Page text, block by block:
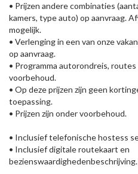
• Prijzen andere combinaties
kamers, type auto) op aanvraag.
mogelijk.
• Verlenging in een van onze
op aanvraag.
• Programma autorondreis,
voorbehoud.
• Op deze prijzen zijn geen
toepassing.
• Prijzen zijn onder voorbehoud.
• Inclusief telefonische hostess
• Inclusief digitale routekaart en
bezienswaardighedenbeschrijving.